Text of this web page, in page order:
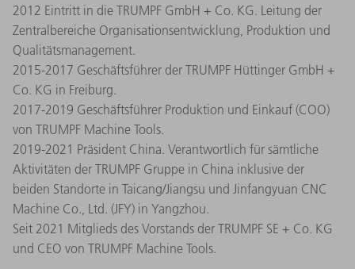
2012 Eintritt in die TRUMPF GmbH + Co. KG. Leitung der
Zentralbereiche Organisationsentwicklung, Produktion und
Qualitätsmanagement.
2015-2017 Geschäftsführer der TRUMPF Hüttinger GmbH +
Co. KG in Freiburg.
2017-2019 Geschäftsführer Produktion und Einkauf (COO)
von TRUMPF Machine Tools.
2019-2021 Präsident China. Verantwortlich für sämtliche
Aktivitäten der TRUMPF Gruppe in China inklusive der
beiden Standorte in Taicang/Jiangsu und Jinfangyuan CNC
Machine Co., Ltd. (JFY) in Yangzhou.
Seit 2021 Mitglieds des Vorstands der TRUMPF SE + Co. KG
und CEO von TRUMPF Machine Tools.